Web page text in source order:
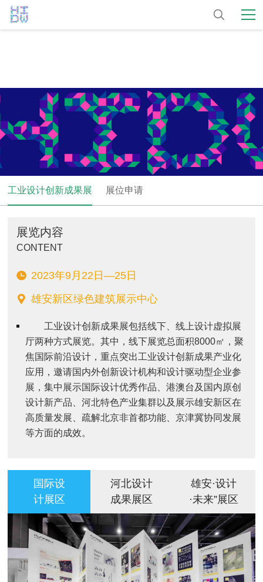
工业设计创新成果展 展位申请
展览内容
CONTENT
2023年9月22日—25日
雄安新区绿色建筑展示中心
工业设计创新成果展包括线下、线上设计虚拟展
厅两种方式展览。其中，线下展览总面积8000㎡ ，聚
焦国际前沿设计，重点突出工业设计创新成果产业化
应用，邀请国内外创新设计机构和设计驱动型企业参
展，集中展示国际设计优秀作品、港澳台及国内原创
设计新产品、河北特色产业集群以及展示雄安新区在
高质量发展、疏解北京非首都功能、京津冀协同发展
等方面的成效。
国际设
计展区
河北设计
成果展区
雄安·设计
·未来”展区